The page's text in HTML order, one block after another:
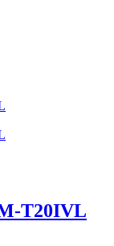
T20IVL